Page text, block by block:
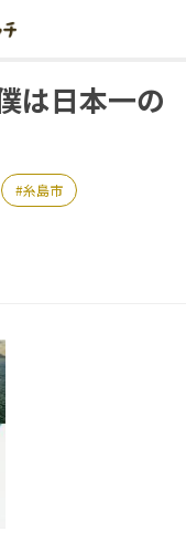
は日本一の
糸島市